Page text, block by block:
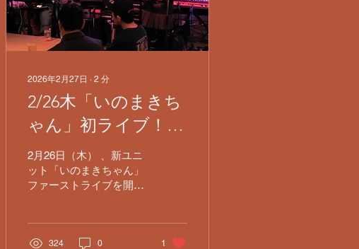
2026年2月27日 ∙ 2 分
​2/26木「いのまきち
ゃん」初ライブ！新
しい音の輪が広がっ
た一夜
2月26日（木） 、新ユニ
ット「いのまきちゃん」
ファーストライブを開催
ニット結成のきっかけは
324 0 1